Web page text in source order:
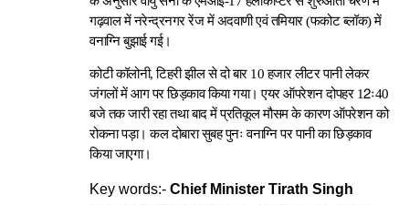
गढ़वाल में नरेन्द्रनगर रेंज में अदवाणी एवं तमियार (फकोट ब्लॉक) में
वनाग्नि बुझाई गई।
कोटी कॉलोनी, टिहरी झील से दो बार 10 हजार लीटर पानी लेकर
जंगलों में आग पर छिड़काव किया गया। एयर ऑपरेशन दोपहर 12ः40
बजे तक जारी रहा तथा बाद में प्रतिकूल मौसम के कारण ऑपरेशन को
रोकना पड़ा। कल दोबारा सुबह पुनः वनाग्नि पर पानी का छिड़काव
किया जाएगा।
Key words:- Chief Minister Tirath Singh